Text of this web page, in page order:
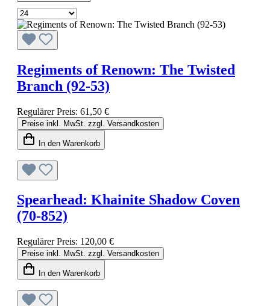
Regiments of Renown: The Twisted
Branch (92-53)
Regulärer Preis: 61,50 €
Preise inkl. MwSt. zzgl. Versandkosten
In den Warenkorb
Spearhead: Khainite Shadow Coven
(70-852)
Regulärer Preis: 120,00 €
Preise inkl. MwSt. zzgl. Versandkosten
In den Warenkorb